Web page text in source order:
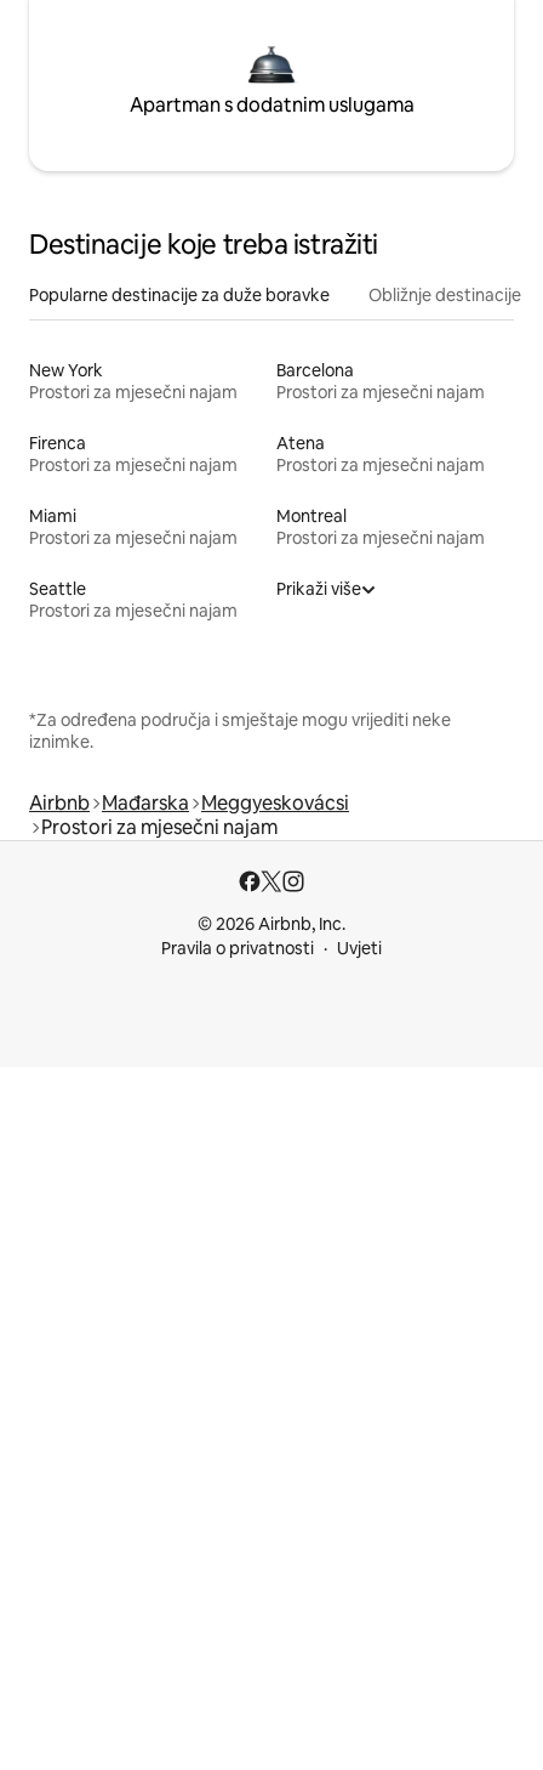
Apartman s dodatnim uslugama
Destinacije koje treba istražiti
Popularne destinacije za duže boravke Obližnje destinacije
New York
Prostori za mjesečni najam
Barcelona
Prostori za mjesečni najam
Firenca
Prostori za mjesečni najam
Atena
Prostori za mjesečni najam
Miami
Prostori za mjesečni najam
Montreal
Prostori za mjesečni najam
Seattle
Prostori za mjesečni najam
Prikaži više
*Za određena područja i smještaje mogu vrijediti neke
iznimke.
Airbnb Mađarska Meggyeskovácsi
Prostori za mjesečni najam
© 2026 Airbnb, Inc.
Pravila o privatnosti
Uvjeti